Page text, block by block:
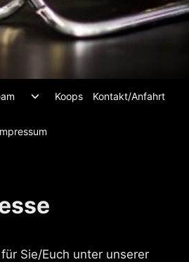
Untermenü
umschalten
Koops Kontakt/Anfahrt
Sie/Euch unter unserer